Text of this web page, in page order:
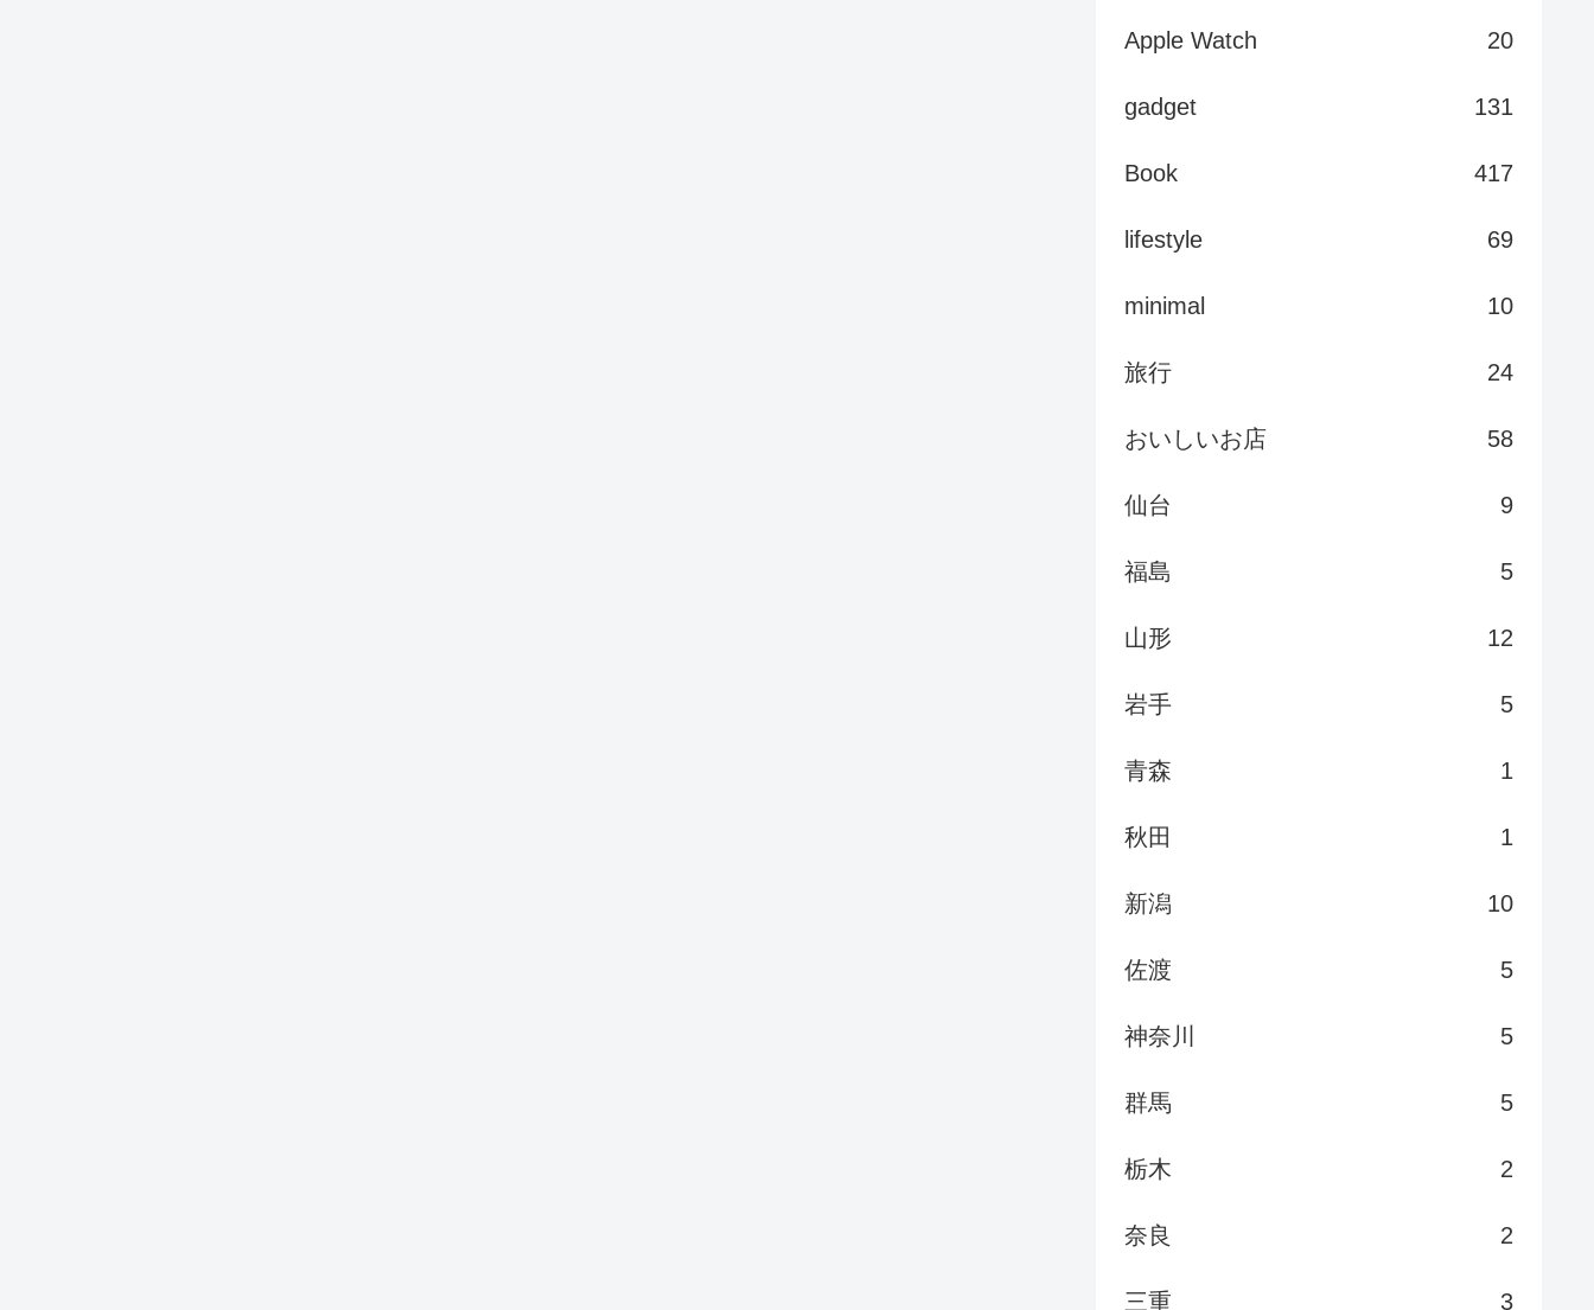
Apple Watch 20
gadget 131
Book 417
lifestyle 69
minimal 10
旅行 24
おいしいお店 58
仙台 9
福島 5
山形 12
岩手 5
青森 1
秋田 1
新潟 10
佐渡 5
神奈川 5
群馬 5
栃木 2
奈良 2
三重 3